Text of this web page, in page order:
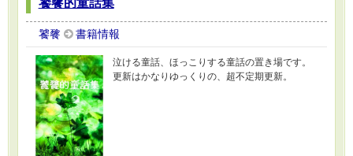
饕餮的童話集
饕餮 書籍情報
泣ける童話、ほっこりする童話の置き場です。
更新はかなりゆっくりの、超不定期更新。